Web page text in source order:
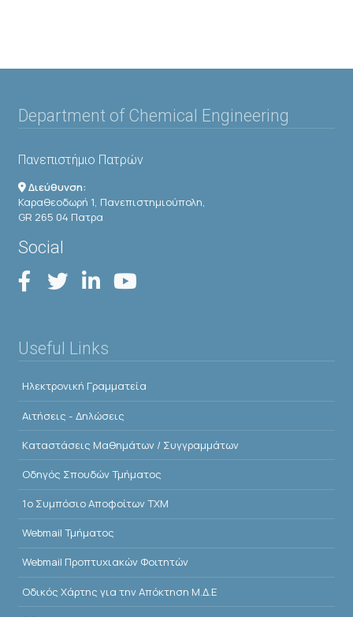
Department of Chemical Engineering
Πανεπιστήμιο Πατρών
Διεύθυνση:
Καραθεοδωρή 1, Πανεπιστημιούπολη,
GR 265 04 Πατρα
Social
Useful Links
Ηλεκτρονική Γραμματεία
Αιτήσεις - Δηλώσεις
Kαταστάσεις Μαθημάτων / Συγγραμμάτων
Οδηγός Σπουδών Τμήματος
1o Συμπόσιο Αποφοίτων ΤΧΜ
Webmail Τμήματος
Webmail Προπτυχιακών Φοιτητών
Οδικός Χάρτης για την Απόκτηση Μ.Δ.Ε